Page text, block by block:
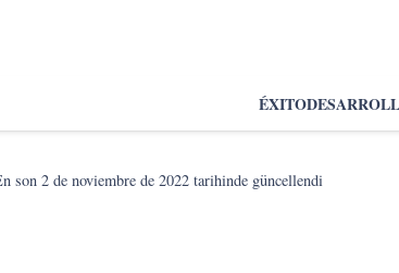
ÉXITO
son2 de noviembre de 2022 tarihinde güncellendi